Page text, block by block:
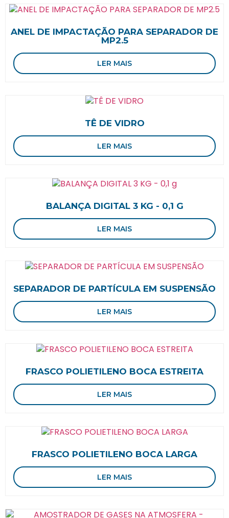
ANEL DE IMPACTAÇÃO PARA SEPARADOR DE
MP2.5
LER MAIS
TÊ DE VIDRO
LER MAIS
BALANÇA DIGITAL 3 KG - 0,1 G
LER MAIS
SEPARADOR DE PARTÍCULA EM SUSPENSÃO
LER MAIS
FRASCO POLIETILENO BOCA ESTREITA
LER MAIS
FRASCO POLIETILENO BOCA LARGA
LER MAIS